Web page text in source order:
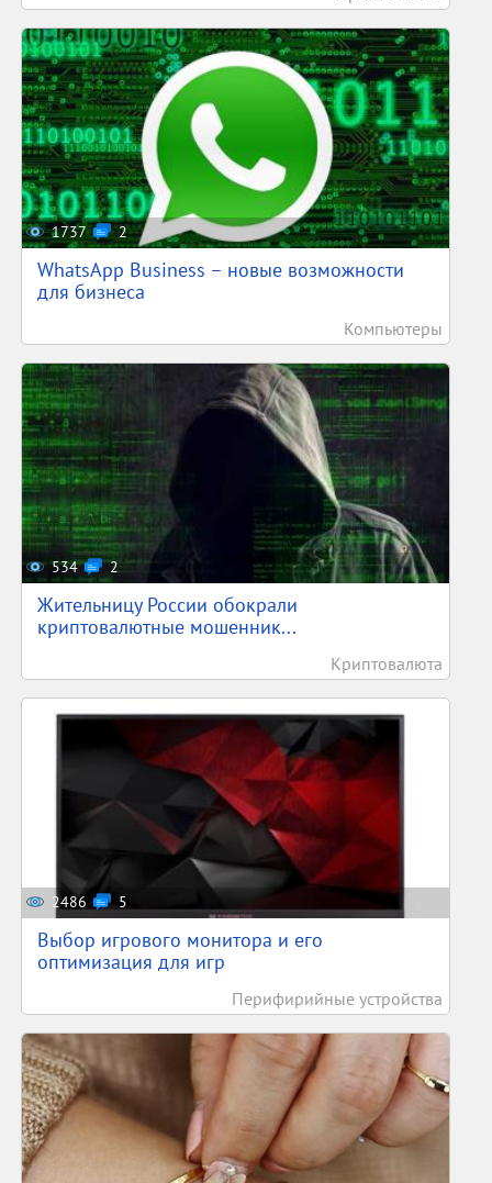
1737 2
WhatsApp Business – новые возможности
для бизнеса
Компьютеры
534 2
Жительницу России обокрали
криптовалютные мошенник...
Криптовалюта
2486 5
Выбор игрового монитора и его
оптимизация для игр
Перифирийные устройства